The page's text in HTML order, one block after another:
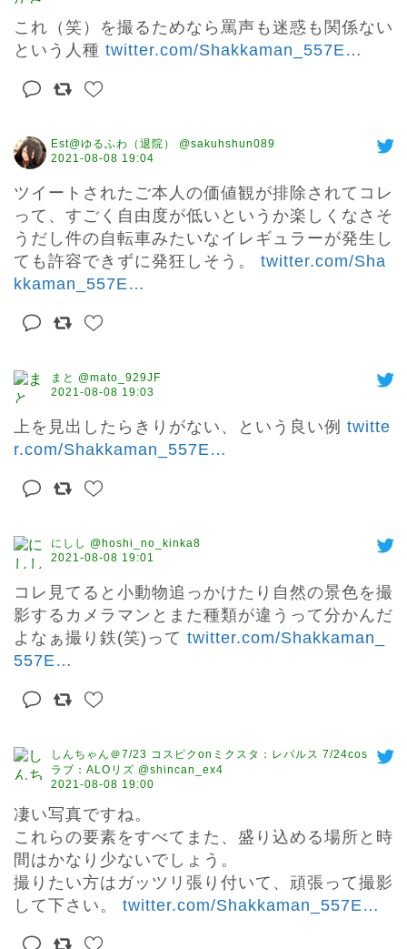
これ（笑）を撮るためなら罵声も迷惑も関係ない
という人種 twitter.com/Shakkaman_557E …
Est@ゆるふわ（退院） @sakuhshun089
2021-08-08 19:04
ツイートされたご本人の価値観が排除されてコレ
って、すごく自由度が低いというか楽しくなさそ
うだし件の自転車みたいなイレギュラーが発生し
ても許容できずに発狂しそう。 twitter.com/Sha
kkaman_557E …
まと @mato_929JF
2021-08-08 19:03
上を見出したらきりがない、という良い例 twitte
r.com/Shakkaman_557E …
にしし @hoshi_no_kinka8
2021-08-08 19:01
コレ見てると小動物追っかけたり自然の景色を撮
影するカメラマンとまた種類が違うって分かんだ
よなぁ撮り鉄(笑)って twitter.com/Shakkaman_
557E …
しんちゃん＠7/23 コスピクonミクスタ：レパルス 7/24cos
ラブ：ALOリズ @shincan_ex4
2021-08-08 19:00
凄い写真ですね。
これらの要素をすべてまた、盛り込める場所と時
間はかなり少ないでしょう。
撮りたい方はガッツリ張り付いて、頑張って撮影
して下さい。 twitter.com/Shakkaman_557E …